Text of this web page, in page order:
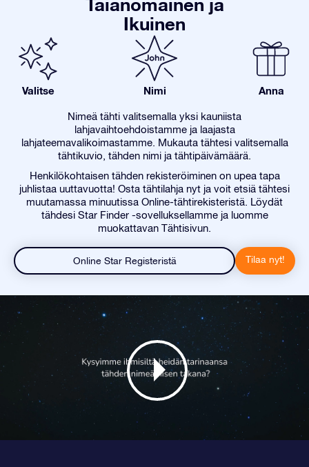
Taianomainen ja
Ikuinen
Valitse Nimi Anna
Nimeä tähti valitsemalla yksi kauniista
lahjavaihtoehdoistamme ja laajasta
lahjateemavalikoimastamme. Mukauta tähtesi valitsemalla
tähtikuvio, tähden nimi ja tähtipäivämäärä.
Henkilökohtaisen tähden rekisteröiminen on upea tapa
juhlistaa uuttavuotta! Osta tähtilahja nyt ja voit etsiä tähtesi
muutamassa minuutissa Online-tähtirekisteristä. Löydät
tähdesi Star Finder -sovelluksellamme ja luomme
muokattavan Tähtisivun.
Online Star Registeristä Tilaa nyt!